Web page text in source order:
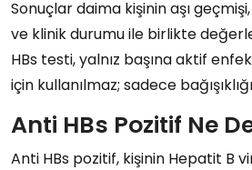
Sonuçlar daima kişininaşı geçmişi,
ve klinik durumuile birlikte
HBs testi, yalnız başına aktif
için kullanılmaz; sadece
Anti HBs Pozitif Ne
Anti HBs pozitif, kişinin Hepatit B